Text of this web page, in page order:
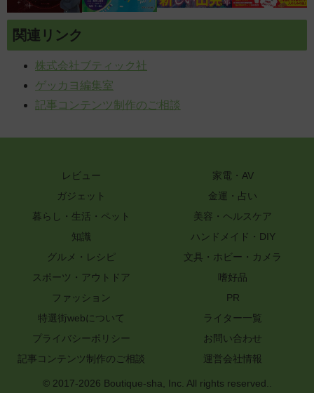
関連リンク
株式会社ブティック社
ゲッカヨ編集室
記事コンテンツ制作のご相談
レビュー
家電・AV
ガジェット
金運・占い
暮らし・生活・ペット
美容・ヘルスケア
知識
ハンドメイド・DIY
グルメ・レシピ
文具・ホビー・カメラ
スポーツ・アウトドア
嗜好品
ファッション
PR
特選街webについて
ライター一覧
プライバシーポリシー
お問い合わせ
記事コンテンツ制作のご相談
運営会社情報
© 2017-2026 Boutique-sha, Inc. All rights reserved..